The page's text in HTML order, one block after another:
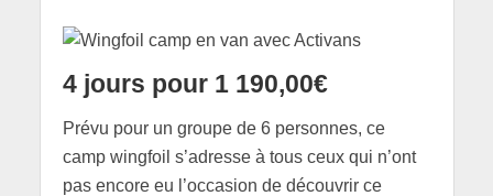
4 jours pour 1 190,00€
Prévu pour un groupe de 6 personnes, ce
camp wingfoil s’adresse à tous ceux qui n’ont
pas encore eu l’occasion de découvrir ce